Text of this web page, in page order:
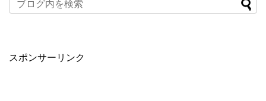
スポンサーリンク